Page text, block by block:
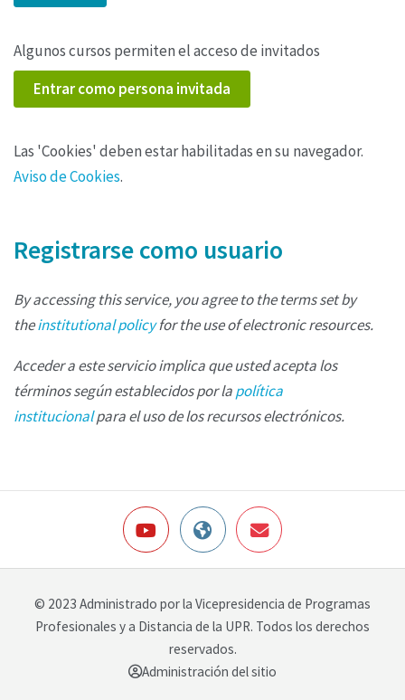
Algunos cursos permiten el acceso de invitados
Entrar como persona invitada
Las 'Cookies' deben estar habilitadas en su navegador.
Aviso de Cookies.
Registrarse como usuario
By accessing this service, you agree to the terms set by
theinstitutional policyfor the use of electronic resources.
Acceder a este servicio implica que usted acepta los
términos según establecidos por lapolítica
institucionalpara el uso de los recursos electrónicos.
© 2023 Administrado por la Vicepresidencia de Programas
Profesionales y a Distancia de la UPR. Todos los derechos
reservados.
Administración del sitio